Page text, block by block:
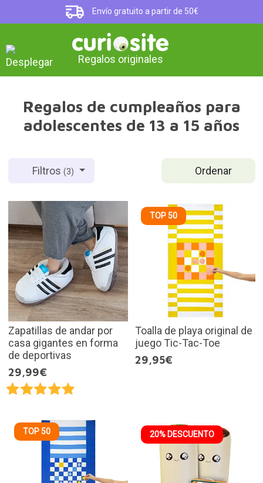
Envío gratuito a partir de 50€
Regalos originales
Regalos de cumpleaños para
adolescentes de 13 a 15 años
Ordenar
Filtros(3)
Zapatillas de andar por
casa gigantes en forma
de deportivas
29,99€
TOP 50
Toalla de playa original de
juego Tic-Tac-Toe
29,95€
TOP 50 20% DESCUENTO